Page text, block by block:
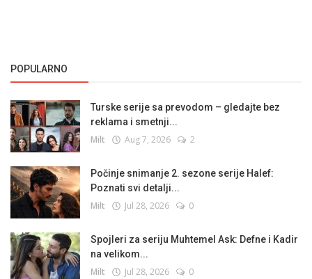
POPULARNO
Turske serije sa prevodom – gledajte bez
reklama i smetnji...
Milt Aug 7, 2026 2
Počinje snimanje 2. sezone serije Halef:
Poznati svi detalji...
Milt Jul 28, 2026 0
Spojleri za seriju Muhtemel Ask: Defne i Kadir
na velikom...
Milt Jul 28, 2026 0